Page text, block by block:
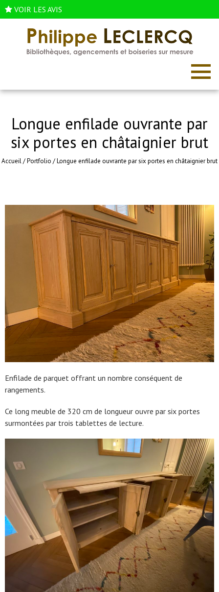
VOIR LES AVIS
Longue enfilade ouvrante par
six portes en châtaignier brut
Accueil/Portfolio /Longue enfilade ouvrante par six portes en châtaignier brut
Enfilade de parquet offrant un nombre conséquent de
rangements.
Ce long meuble de 320 cm de longueur ouvre par six portes
surmontées par trois tablettes de lecture.